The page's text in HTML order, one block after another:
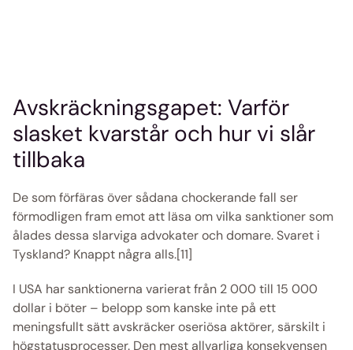
Avskräckningsgapet: Varför
slasket kvarstår och hur vi slår
tillbaka
De som förfäras över sådana chockerande fall ser
förmodligen fram emot att läsa om vilka sanktioner som
ålades dessa slarviga advokater och domare. Svaret i
Tyskland? Knappt några alls.[11]
I USA har sanktionerna varierat från 2 000 till 15 000
dollar i böter – belopp som kanske inte på ett
meningsfullt sätt avskräcker oseriösa aktörer, särskilt i
högstatusprocesser. Den mest allvarliga konsekvensen